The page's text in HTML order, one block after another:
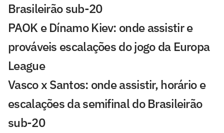
Brasileirão sub-20
PAOK e Dínamo Kiev: onde assistir e
prováveis escalações do jogo da Europa
League
Vasco x Santos: onde assistir, horário e
escalações da semifinal do Brasileirão
sub-20